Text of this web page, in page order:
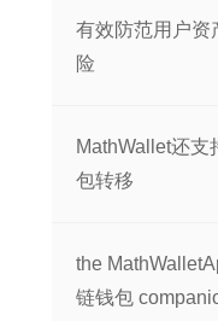
有效防范用户资
险
MathWallet还支
包转移
the
链钱包